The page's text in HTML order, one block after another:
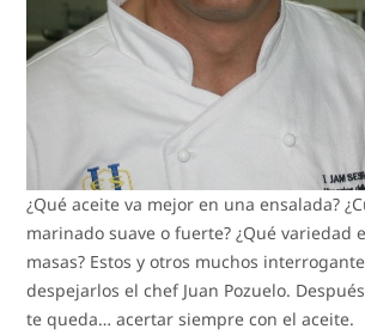
¿Qué aceite va mejor en una ensalada?
marinado suave o fuerte? ¿Qué variedad
masas? Estos y otros muchos
despejarlos el chef Juan Pozuelo.
te queda… acertar siempre con el aceite.